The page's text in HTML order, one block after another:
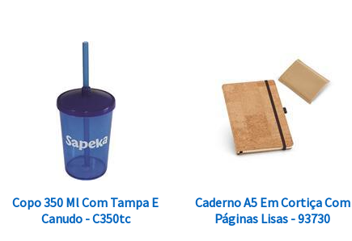
Copo 350 Ml Com Tampa E
Canudo - C350tc
Caderno A5 Em Cortiça Com
Páginas Lisas - 93730